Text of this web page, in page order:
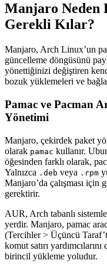
Manjaro Neden
Gerekli Kılar?
Manjaro, Arch Linux’un
güncelleme döngüsünü
yönettiğinizi değiştiren
bozuk yüklemeleri ve
Pamac ve Pacman
Yönetimi
Manjaro, çekirdek paket
olarak pamac kullanır.
öğesinden farklı olarak,
Yalnızca .deb veya .rpm
Manjaro’da çalışması
gerektirir.
AUR, Arch tabanlı
yerdir. Manjaro, pamac
(Tercihler > Üçüncü
komut satırı
birincil yükleme yoludur.